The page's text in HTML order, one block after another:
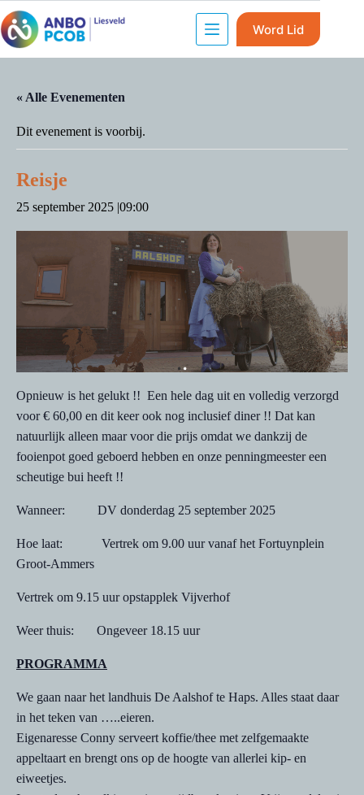
Word Lid
« Alle Evenementen
Dit evenement is voorbij.
Reisje
25 september 2025 |09:00
Opnieuw is het gelukt !! Een hele dag uit en volledig verzorgd
voor € 60,00 en dit keer ook nog inclusief diner !! Dat kan
natuurlijk alleen maar voor die prijs omdat we dankzij de
fooienpot goed geboerd hebben en onze penningmeester een
scheutige bui heeft !!
Wanneer: DV donderdag 25 september 2025
Hoe laat: Vertrek om 9.00 uur vanaf het Fortuynplein
Groot-Ammers
Vertrek om 9.15 uur opstapplek Vijverhof
Weer thuis: Ongeveer 18.15 uur
PROGRAMMA
We gaan naar het landhuis De Aalshof te Haps. Alles staat daar
in het teken van …..eieren.
Eigenaresse Conny serveert koffie/thee met zelfgemaakte
appeltaart en brengt ons op de hoogte van allerlei kip- en
eiweetjes.